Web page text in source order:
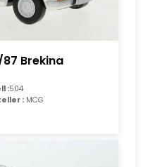
87 Brekina
:504
: MCG